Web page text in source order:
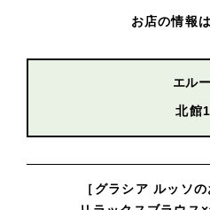
お店の情報
エル
北館
［グラシア ルッソ